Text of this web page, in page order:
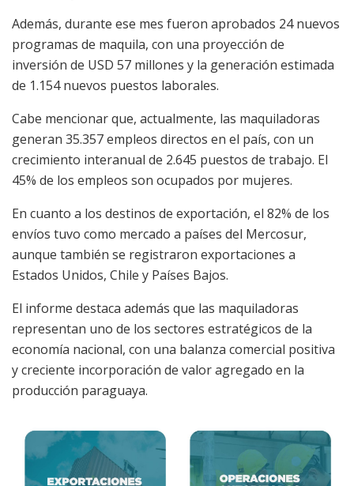
Además, durante ese mes fueron aprobados 24 nuevos
programas de maquila, con una proyección de
inversión de USD 57 millones y la generación estimada
de 1.154 nuevos puestos laborales.
Cabe mencionar que, actualmente, las maquiladoras
generan 35.357 empleos directos en el país, con un
crecimiento interanual de 2.645 puestos de trabajo. El
45% de los empleos son ocupados por mujeres.
En cuanto a los destinos de exportación, el 82% de los
envíos tuvo como mercado a países del Mercosur,
aunque también se registraron exportaciones a
Estados Unidos, Chile y Países Bajos.
El informe destaca además que las maquiladoras
representan uno de los sectores estratégicos de la
economía nacional, con una balanza comercial positiva
y creciente incorporación de valor agregado en la
producción paraguaya.